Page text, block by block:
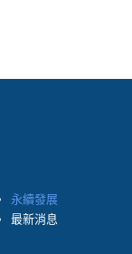
永續發展
最新消息